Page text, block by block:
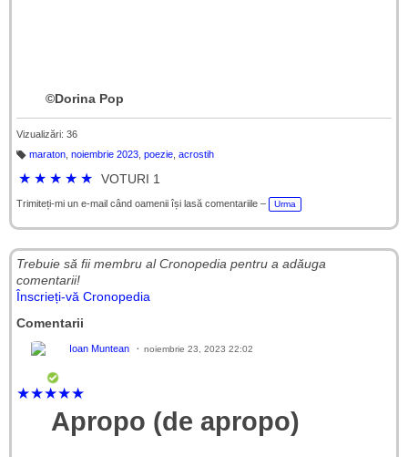
©Dorina Pop
Vizualizări: 36
h
e
maraton, noiembrie 2023, poezie, acrostih
★ ★ ★ ★ ★ VOTURI 1
Trimiteți-mi un e-mail când oamenii își lasă comentariile – Urma
Trebuie să fii membru al Cronopedia ​​pentru a adăuga
comentarii!
Înscrieți-vă Cronopedia
Comentarii
Ioan Muntean noiembrie 23, 2023 22:02
★★★★★
Apropo (de apropo)